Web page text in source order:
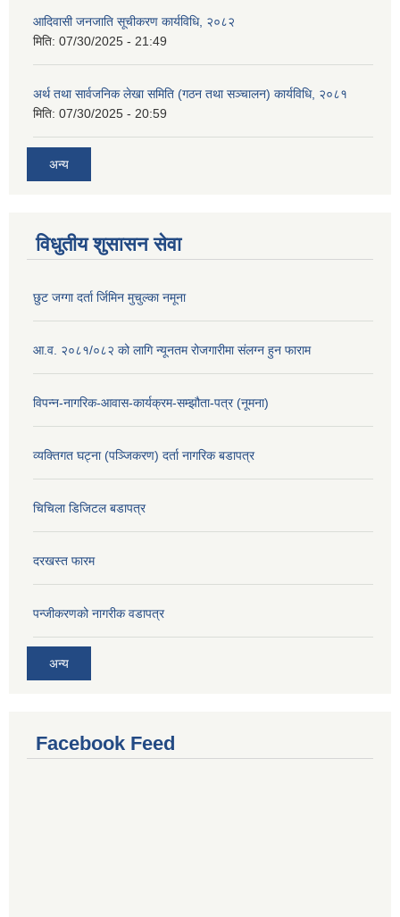
आदिवासी जनजाति सूचीकरण कार्यविधि, २०८२
मिति: 07/30/2025 - 21:49
अर्थ तथा सार्वजनिक लेखा समिति (गठन तथा सञ्चालन) कार्यविधि, २०८१
मिति: 07/30/2025 - 20:59
अन्य
विधुतीय शुसासन सेवा
छुट जग्गा दर्ता र्जिमिन मुचुल्का नमूना
आ.व. २०८१/०८२ को लागि न्यूनतम रोजगारीमा संलग्न हुन फाराम
विपन्न-नागरिक-आवास-कार्यक्रम-सम्झौता-पत्र (नूमना)
व्यक्तिगत घट्ना (पञ्जिकरण) दर्ता नागरिक बडापत्र
चिचिला डिजिटल बडापत्र
दरखस्त फारम
प‍न्जीकरणको नागरीक वडापत्र
अन्य
Facebook Feed